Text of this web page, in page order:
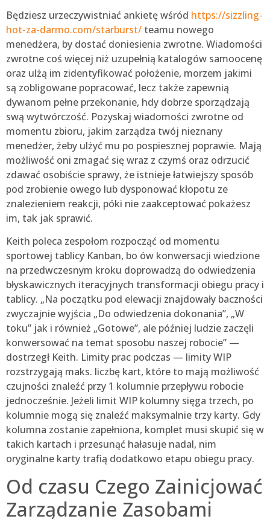
Będziesz urzeczywistniać ankietę wśród https://sizzling-
hot-za-darmo.com/starburst/ teamu nowego
menedżera, by dostać doniesienia zwrotne. Wiadomości
zwrotne coś więcej niż uzupełnią katalogów samoocenę
oraz ulżą im zidentyfikować położenie, morzem jakimi
są zobligowane popracować, lecz także zapewnią
dywanom pełne przekonanie, hdy dobrze sporządzają
swą wytwórczość. Pozyskaj wiadomości zwrotne od
momentu zbioru, jakim zarządza twój nieznany
menedżer, żeby ulżyć mu po pospiesznej poprawie. Mają
możliwość oni zmagać się wraz z czymś oraz odrzucić
zdawać osobiście sprawy, że istnieje łatwiejszy sposób
pod zrobienie owego lub dysponować kłopotu ze
znalezieniem reakcji, póki nie zaakceptować pokażesz
im, tak jak sprawić.
Keith poleca zespołom rozpocząć od momentu
sportowej tablicy Kanban, bo ów konwersacji wiedzione
na przedwczesnym kroku doprowadzą do odwiedzenia
błyskawicznych iteracyjnych transformacji obiegu pracy i
tablicy. „Na początku pod elewacji znajdowały baczności
zwyczajnie wyjścia „Do odwiedzenia dokonania”, „W
toku” jak i również „Gotowe”, ale później ludzie zaczęli
konwersować na temat sposobu naszej robocie” —
dostrzegł Keith. Limity prac podczas — limity WIP
rozstrzygają maks. liczbę kart, które to mają możliwość
czujności znaleźć przy 1 kolumnie przepływu robocie
jednocześnie. Jeżeli limit WIP kolumny sięga trzech, po
kolumnie mogą się znaleźć maksymalnie trzy karty. Gdy
kolumna zostanie zapełniona, komplet musi skupić się w
takich kartach i przesunąć hałasuje nadal, nim
oryginalne karty trafią dodatkowo etapu obiegu pracy.
Od czasu Czego Zainicjować
Zarządzanie Zasobami